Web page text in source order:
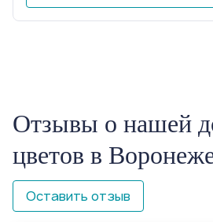
Отзывы о нашей
цветов в
Оставить отзыв